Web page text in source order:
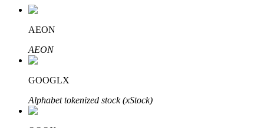
定投理财
AEON
AEON
GOOGLX
Alphabet tokenized stock (xStock)